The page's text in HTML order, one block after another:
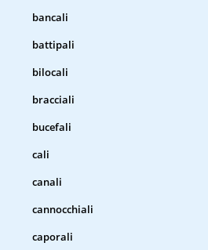
bancali
battipali
bilocali
bracciali
bucefali
cali
canali
cannocchiali
caporali